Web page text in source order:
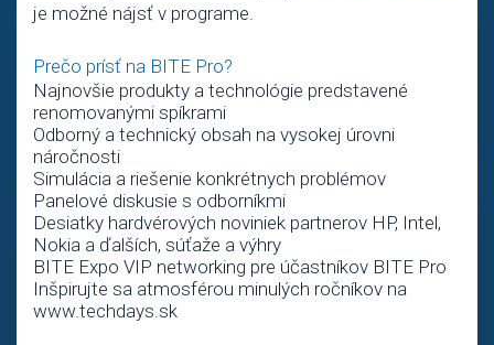
je možné nájsť v programe.
Prečo prísť na BITE Pro?
Najnovšie produkty a technológie predstavené
renomovanými spíkrami
Odborný a technický obsah na vysokej úrovni
náročnosti
Simulácia a riešenie konkrétnych problémov
Panelové diskusie s odborníkmi
Desiatky hardvérových noviniek partnerov HP, Intel,
Nokia a ďalších, súťaže a výhry
BITE Expo VIP networking pre účastníkov BITE Pro
Inšpirujte sa atmosférou minulých ročníkov na
www.techdays.sk